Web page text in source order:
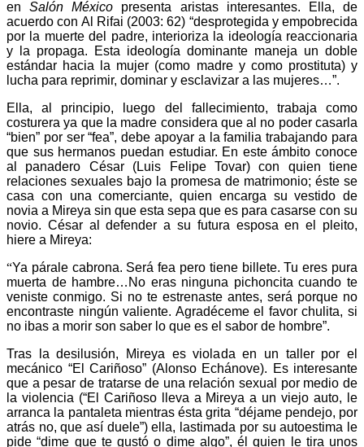
Telegram
enSalón México presenta aristas interesantes. Ella, de
acuerdo con Al Rifai (2003: 62) “desprotegida y empobrecida
por la muerte del padre, interioriza la ideología reaccionaria
y la propaga. Esta ideología dominante maneja un doble
estándar hacia la mujer (como madre y como prostituta) y
lucha para reprimir, dominar y esclavizar a las mujeres…”.
Ella, al principio, luego del fallecimiento, trabaja como
costurera ya que la madre considera que al no poder casarla
“bien” por ser “fea”, debe apoyar a la familia trabajando para
que sus hermanos puedan estudiar. En este ámbito conoce
al panadero César (Luis Felipe Tovar) con quien tiene
relaciones sexuales bajo la promesa de matrimonio; éste se
casa con una comerciante, quien encarga su vestido de
novia a Mireya sin que esta sepa que es para casarse con su
novio. César al defender a su futura esposa en el pleito,
hiere a Mireya:
“Ya párale cabrona. Será fea pero tiene billete. Tu eres pura
muerta de hambre…No eras ninguna pichoncita cuando te
veniste conmigo. Si no te estrenaste antes, será porque no
encontraste ningún valiente. Agradéceme el favor chulita, si
no ibas a morir son saber lo que es el sabor de hombre”.
Tras la desilusión, Mireya es violada en un taller por el
mecánico “El Cariñoso” (Alonso Echánove). Es interesante
que a pesar de tratarse de una relación sexual por medio de
la violencia (“El Cariñoso lleva a Mireya a un viejo auto, le
arranca la pantaleta mientras ésta grita “déjame pendejo, por
atrás no, que así duele”) ella, lastimada por su autoestima le
pide “dime que te gustó o dime algo”, él quien le tira unos